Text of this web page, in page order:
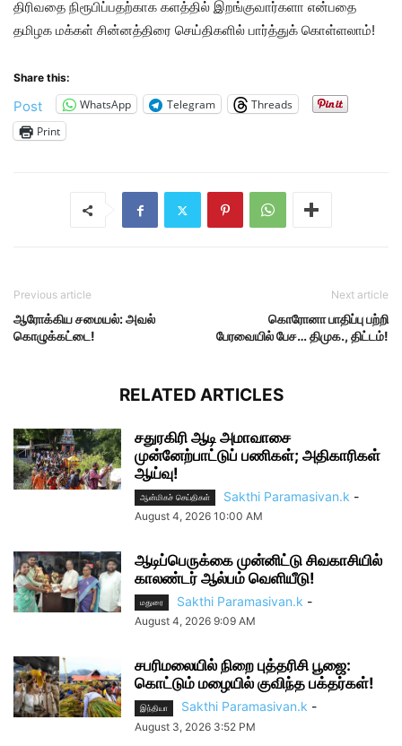
திரிவதை நிரூபிப்பதற்காக களத்தில் இறங்குவார்களா என்பதை
தமிழக மக்கள் சின்னத்திரை செய்திகளில் பார்த்துக் கொள்ளலாம்!
Share this:
Post WhatsApp Telegram
Threads
Print
Previous article
ஆரோக்கிய சமையல்: அவல்
கொழுக்கட்டை!
Next article
கொரோனா பாதிப்பு பற்றி
பேரவையில் பேச… திமுக., திட்டம்!
RELATED ARTICLES
சதுரகிரி ஆடி அமாவாசை
முன்னேற்பாட்டுப் பணிகள்; அதிகாரிகள்
ஆய்வு!
ஆன்மிகச் செய்திகள் Sakthi Paramasivan.k -
August 4, 2026 10:00 AM
ஆடிப்பெருக்கை முன்னிட்டு சிவகாசியில்
காலண்டர் ஆல்பம் வெளியீடு!
மதுரை Sakthi Paramasivan.k -
August 4, 2026 9:09 AM
சபரிமலையில் நிறை புத்தரிசி பூஜை:
கொட்டும் மழையில் குவிந்த பக்தர்கள்!
இந்தியா Sakthi Paramasivan.k -
August 3, 2026 3:52 PM